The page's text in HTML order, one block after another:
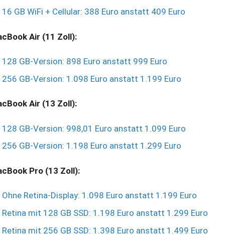
16 GB WiFi + Cellular: 388 Euro anstatt 409 Euro
Air (11 Zoll):
128 GB-Version: 898 Euro anstatt 999 Euro
256 GB-Version: 1.098 Euro anstatt 1.199 Euro
Air (13 Zoll):
128 GB-Version: 998,01 Euro anstatt 1.099 Euro
256 GB-Version: 1.198 Euro anstatt 1.299 Euro
Pro (13 Zoll):
Ohne Retina-Display: 1.098 Euro anstatt 1.199 Euro
Retina mit 128 GB SSD: 1.198 Euro anstatt 1.299 Euro
Retina mit 256 GB SSD: 1.398 Euro anstatt 1.499 Euro